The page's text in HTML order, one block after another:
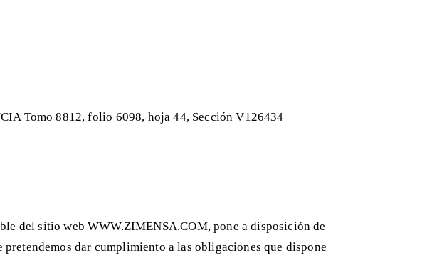
Tomo 8812, folio 6098, hoja 44, Sección V126434
del sitio web WWW.ZIMENSA.COM, pone a disposición de
dar cumplimiento a las obligaciones que dispone